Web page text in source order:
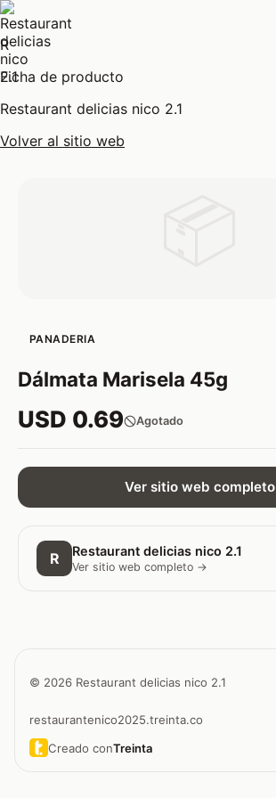
R
Ficha de producto
Restaurant delicias nico 2.1
Volver al sitio web
PANADERIA
Dálmata Marisela 45g
USD 0.69 Agotado
Ver sitio web completo
R Restaurant delicias nico 2.1
Ver sitio web completo →
© 2026 Restaurant delicias nico 2.1
restaurantenico2025.treinta.co
Creado conTreinta